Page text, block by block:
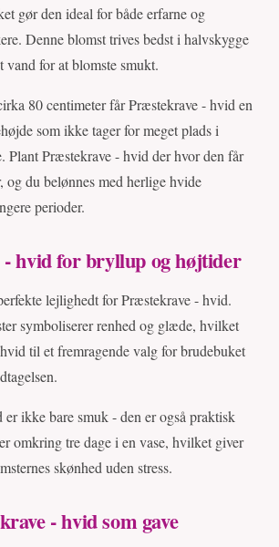
gør den ideal for både erfarne og
Denne blomst trives bedst i halvskygge
for at blomste smukt.
80 centimeter får Præstekrave - hvid en
som ikke tager for meget plads i
Plant Præstekrave - hvid der hvor den får
og du belønnes med herlige hvide
perioder.
hvid for bryllup og højtider
lejlighedt for Præstekrave - hvid.
symboliserer renhed og glæde, hvilket
til et fremragende valg for brudebuket
ikke bare smuk - den er også praktisk
omkring tre dage i en vase, hvilket giver
skønhed uden stress.
- hvid som gave